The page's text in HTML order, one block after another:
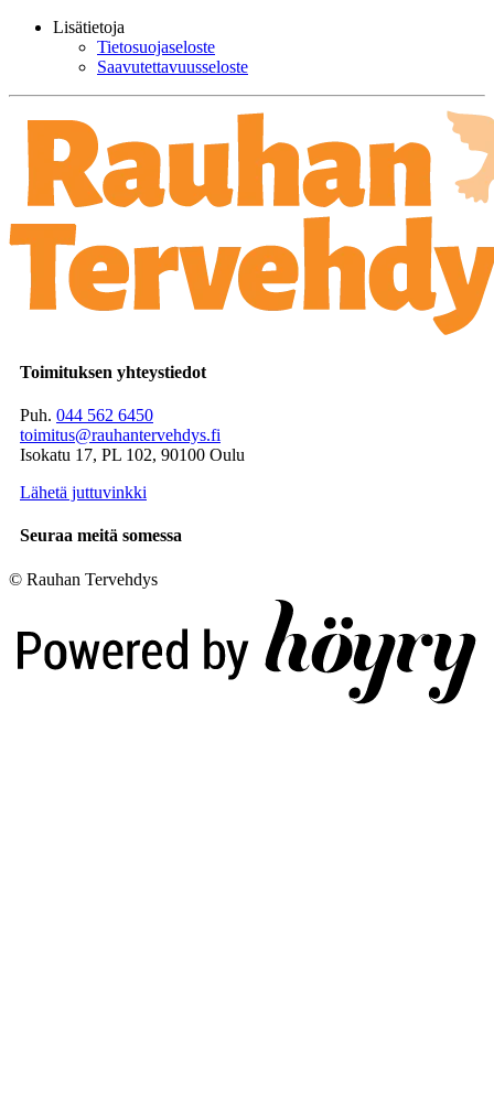
Lisätietoja
Tietosuojaseloste
Saavutettavuusseloste
Toimituksen yhteystiedot
Puh. 044 562 6450
toimitus@rauhantervehdys.fi
Isokatu 17, PL 102, 90100 Oulu
Lähetä juttuvinkki
Seuraa meitä somessa
© Rauhan Tervehdys